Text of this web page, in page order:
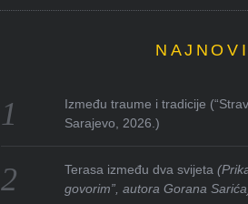
Između traume i tradicije
Sarajevo, 2026.)
Terasa između dva svijeta
govorim”, autora Gorana